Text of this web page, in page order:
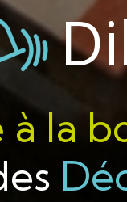
à la